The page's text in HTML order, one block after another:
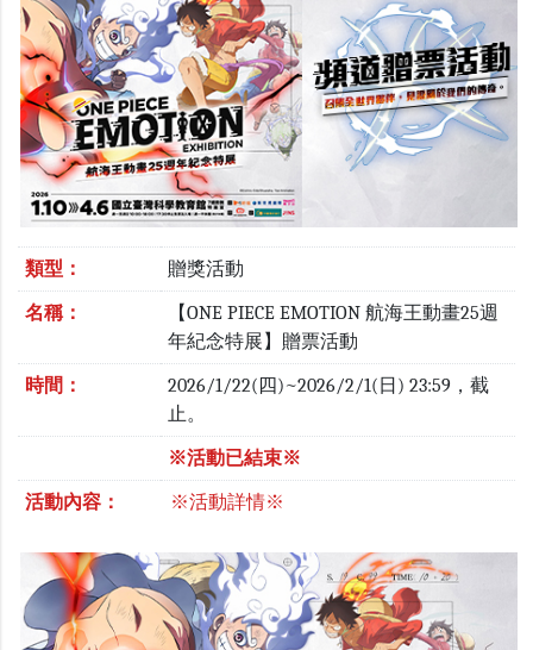
類型： 贈獎活動
名稱：
【ONE PIECE EMOTION 航海王動畫25週
年紀念特展】贈票活動
時間：
2026/1/22(四)~2026/2/1(日) 23:59，截
止。
※活動已結束※
活動內容： ※活動詳情※